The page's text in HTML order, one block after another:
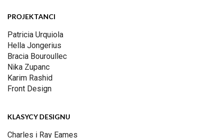
PROJEKTANCI
Patricia Urquiola
Hella Jongerius
Bracia Bouroullec
Nika Zupanc
Karim Rashid
Front Design
KLASYCY DESIGNU
Charles i Ray Eames